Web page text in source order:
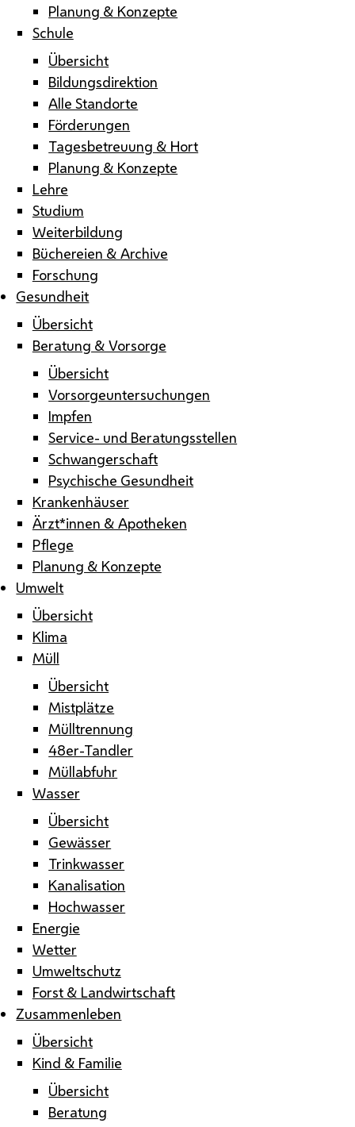
Planung & Konzepte
Schule
Übersicht
Bildungsdirektion
Alle Standorte
Förderungen
Tagesbetreuung & Hort
Planung & Konzepte
Lehre
Studium
Weiterbildung
Büchereien & Archive
Forschung
Gesundheit
Übersicht
Beratung & Vorsorge
Übersicht
Vorsorgeuntersuchungen
Impfen
Service- und Beratungsstellen
Schwangerschaft
Psychische Gesundheit
Krankenhäuser
Ärzt*innen & Apotheken
Pflege
Planung & Konzepte
Umwelt
Übersicht
Klima
Müll
Übersicht
Mistplätze
Mülltrennung
48er-Tandler
Müllabfuhr
Wasser
Übersicht
Gewässer
Trinkwasser
Kanalisation
Hochwasser
Energie
Wetter
Umweltschutz
Forst & Landwirtschaft
Zusammenleben
Übersicht
Kind & Familie
Übersicht
Beratung